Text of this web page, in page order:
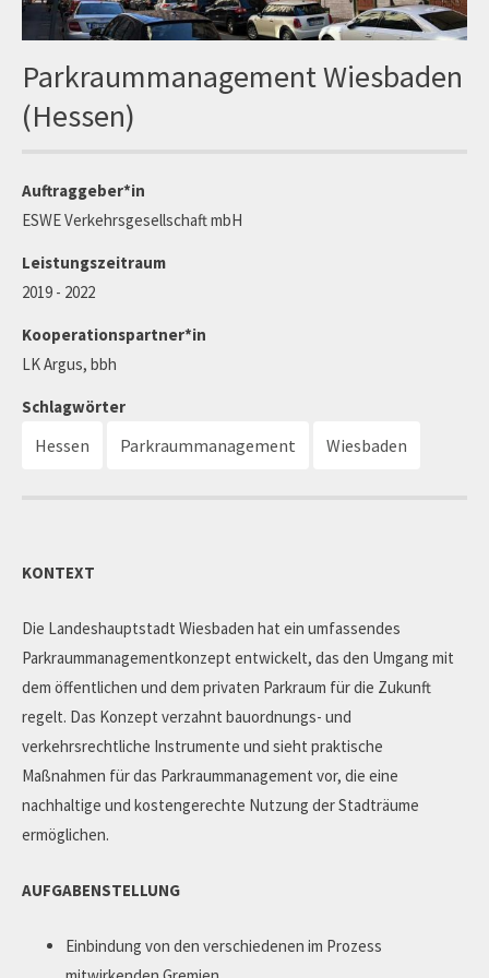
Parkraummanagement Wiesbaden
(Hessen)
Auftraggeber*in
ESWE Verkehrsgesellschaft mbH
Leistungszeitraum
2019 - 2022
Kooperationspartner*in
LK Argus, bbh
Schlagwörter
Hessen Parkraummanagement Wiesbaden
KONTEXT
Die Landeshauptstadt Wiesbaden hat ein umfassendes
Parkraummanagementkonzept entwickelt, das den Umgang mit
dem öffentlichen und dem privaten Parkraum für die Zukunft
regelt. Das Konzept verzahnt bauordnungs- und
verkehrsrechtliche Instrumente und sieht praktische
Maßnahmen für das Parkraummanagement vor, die eine
nachhaltige und kostengerechte Nutzung der Stadträume
ermöglichen.
AUFGABENSTELLUNG
Einbindung von den verschiedenen im Prozess